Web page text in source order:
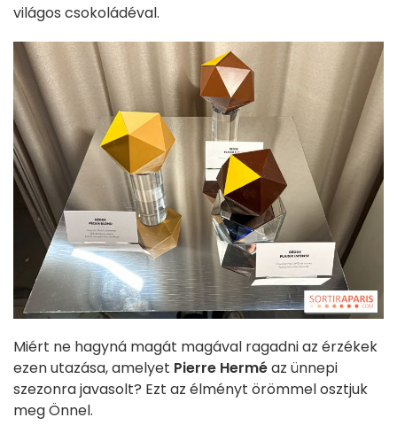
világos csokoládéval.
Miért ne hagyná magát magával ragadni az érzékek
ezen utazása, amelyet Pierre Herméaz ünnepi
szezonra javasolt? Ezt az élményt örömmel osztjuk
meg Önnel.